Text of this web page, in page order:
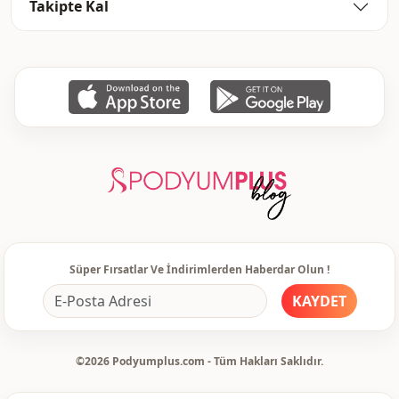
Kalip Oversize
Kol detay Standart
Uzun kol
Günlük
Kullanim Ofis
Takipte Kal
Süper Fırsatlar Ve İndirimlerden Haberdar Olun !
KAYDET
©2026 Podyumplus.com - Tüm Hakları Saklıdır.